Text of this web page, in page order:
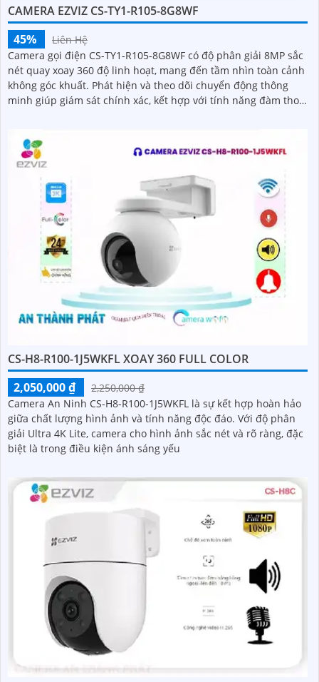
CAMERA EZVIZ CS-TY1-R105-8G8WF
45%
Liên Hệ
Camera gọi điện CS-TY1-R105-8G8WF có độ phân giải 8MP sắc
nét quay xoay 360 độ linh hoạt, mang đến tầm nhìn toàn cảnh
không góc khuất. Phát hiện và theo dõi chuyển động thông
minh giúp giám sát chính xác, kết hợp với tính năng đàm thoại
CS-H8-R100-1J5WKFL XOAY 360 FULL COLOR
2,050,000 ₫
2,250,000 ₫
Camera An Ninh CS-H8-R100-1J5WKFL là sự kết hợp hoàn hảo
giữa chất lượng hình ảnh và tính năng độc đáo. Với độ phân
giải Ultra 4K Lite, camera cho hình ảnh sắc nét và rõ ràng, đặc
biệt là trong điều kiện ánh sáng yếu